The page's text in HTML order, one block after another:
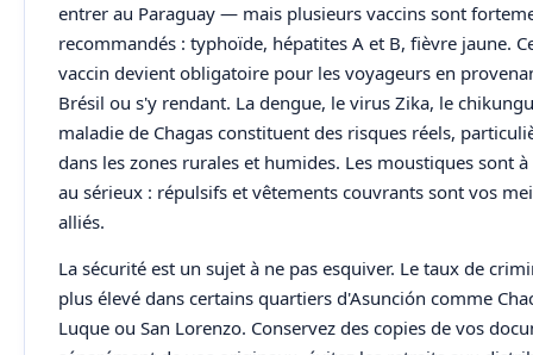
entrer au Paraguay — mais plusieurs vaccins sont
recommandés : typhoïde, hépatites A et B, fièvre jaune.
vaccin devient obligatoire pour les voyageurs en
Brésil ou s'y rendant. La dengue, le virus Zika, le
maladie de Chagas constituent des risques réels,
dans les zones rurales et humides. Les moustiques sont
au sérieux : répulsifs et vêtements couvrants sont vos
alliés.
La sécurité est un sujet à ne pas esquiver. Le taux de
plus élevé dans certains quartiers d'Asunción comme
Luque ou San Lorenzo. Conservez des copies de vos